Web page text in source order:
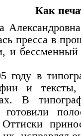
Как
пресса в
и бессменный
году в
и
В
готовили
Оттиски